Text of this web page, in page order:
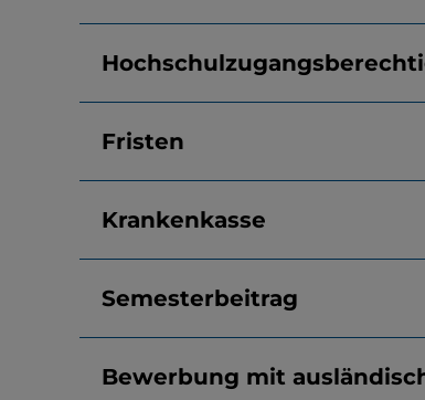
Fristen
Krankenkasse
Semesterbeitrag
Bewerbung mit